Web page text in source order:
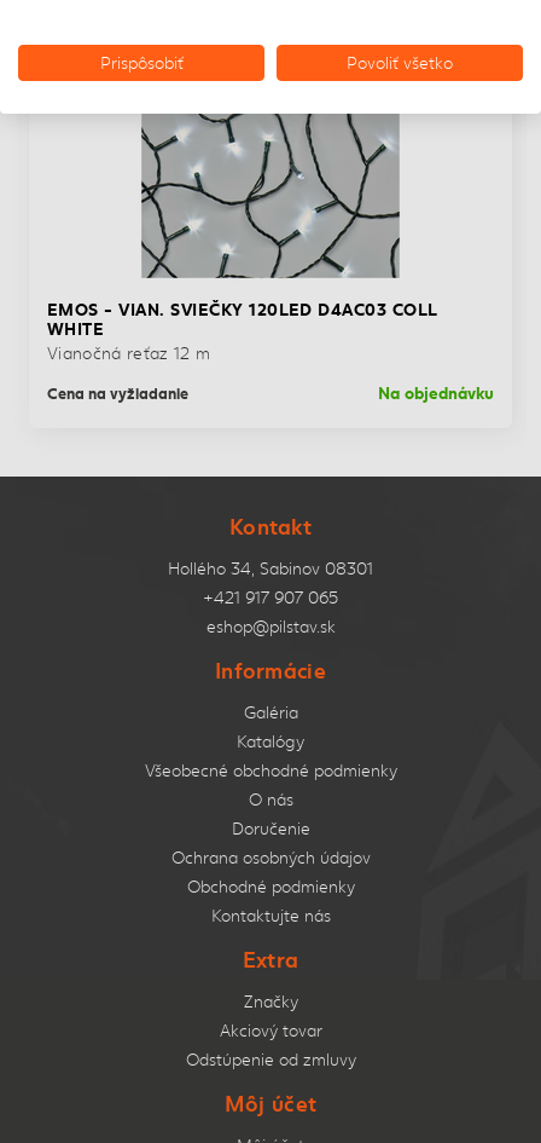
EMOS - VIAN. SVIEČKY 120LED D4AC03 COLL
WHITE
Vianočná reťaz 12 m
Cena na vyžiadanie Na objednávku
Kontakt
Hollého 34, Sabinov 08301
+421 917 907 065
eshop@pilstav.sk
Informácie
Galéria
Katalógy
Všeobecné obchodné podmienky
O nás
Doručenie
Ochrana osobných údajov
Obchodné podmienky
Kontaktujte nás
Extra
Značky
Akciový tovar
Odstúpenie od zmluvy
Môj účet
Prispôsobiť Povoliť všetko